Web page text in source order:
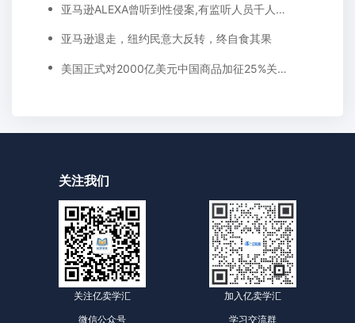
亚马逊ALEXA曾听到性侵案,有监听人员千人，家庭住址都能摸到
亚马逊退走，纽约民意大反转，终自食其果
美国正式对2000亿美元中国商品加征25%关税，卖家如何应对？
关注我们
关注亿卖学汇
微信公众号
加入亿卖学汇
学习交流群